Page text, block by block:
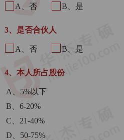
A、否 B、是
3、是否合伙人
A、否 B、是
4、本人所占股份
A、5%以下
B、6-20%
C、21-40%
D、50-75%